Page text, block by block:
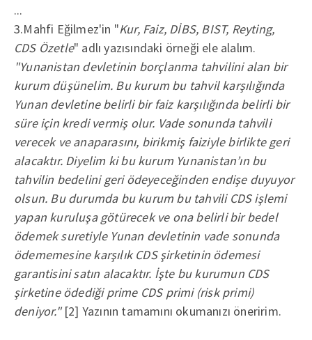
...
3.Mahfi Eğilmez'in "Kur, Faiz, DİBS, BIST, Reyting,
CDS Özetle" adlı yazısındaki örneği ele alalım.
"Yunanistan devletinin borçlanma tahvilini alan bir
kurum düşünelim. Bu kurum bu tahvil karşılığında
Yunan devletine belirli bir faiz karşılığında belirli bir
süre için kredi vermiş olur. Vade sonunda tahvili
verecek ve anaparasını, birikmiş faiziyle birlikte geri
alacaktır. Diyelim ki bu kurum Yunanistan’ın bu
tahvilin bedelini geri ödeyeceğinden endişe duyuyor
olsun. Bu durumda bu kurum bu tahvili CDS işlemi
yapan kuruluşa götürecek ve ona belirli bir bedel
ödemek suretiyle Yunan devletinin vade sonunda
ödememesine karşılık CDS şirketinin ödemesi
garantisini satın alacaktır. İşte bu kurumun CDS
şirketine ödediği prime CDS primi (risk primi)
deniyor."[2] Yazının tamamını okumanızı öneririm.